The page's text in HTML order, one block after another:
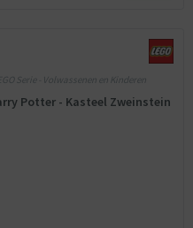
Serie - Volwassenen en Kinderen
Potter - Kasteel Zweinstein